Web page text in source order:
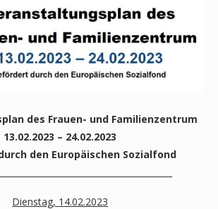
des Frauen- und Familienzentrum
13.02.2023 – 24.02.2023
den Europäischen Sozialfond
Dienstag, 14.02.2023